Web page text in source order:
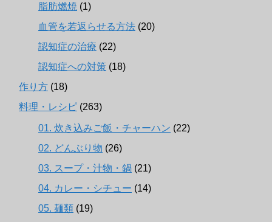
脂肪燃焼 (1)
血管を若返らせる方法 (20)
認知症の治療 (22)
認知症への対策 (18)
作り方 (18)
料理・レシピ (263)
01. 炊き込みご飯・チャーハン (22)
02. どんぶり物 (26)
03. スープ・汁物・鍋 (21)
04. カレー・シチュー (14)
05. 麺類 (19)